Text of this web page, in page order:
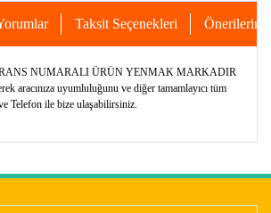
Taksit Seçenekleri Önerileriniz
NUMARALI ÜRÜN YENMAK MARKADIR
aracınıza uyumluluğunu ve diğer tamamlayıcı tüm
Telefon ile bize ulaşabilirsiniz.